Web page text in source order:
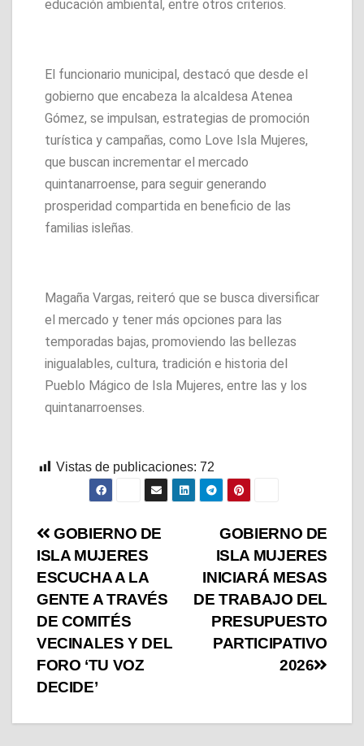
educación ambiental, entre otros criterios.
El funcionario municipal, destacó que desde el
gobierno que encabeza la alcaldesa Atenea
Gómez, se impulsan, estrategias de promoción
turística y campañas, como Love Isla Mujeres,
que buscan incrementar el mercado
quintanarroense, para seguir generando
prosperidad compartida en beneficio de las
familias isleñas.
Magaña Vargas, reiteró que se busca diversificar
el mercado y tener más opciones para las
temporadas bajas, promoviendo las bellezas
inigualables, cultura, tradición e historia del
Pueblo Mágico de Isla Mujeres, entre las y los
quintanarroenses.
Vistas de publicaciones: 72
GOBIERNO DE
ISLA MUJERES
INICIARÁ MESAS
DE TRABAJO DEL
PRESUPUESTO
PARTICIPATIVO
2026
GOBIERNO DE
ISLA MUJERES
ESCUCHA A LA
GENTE A TRAVÉS
DE COMITÉS
VECINALES Y DEL
FORO ‘TU VOZ
DECIDE’